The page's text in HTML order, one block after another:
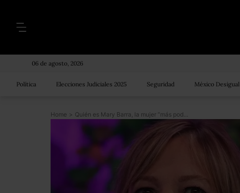
06 de agosto, 2026
Política Elecciones Judiciales 2025 Seguridad México Desigual
Home > Quién es Mary Barra, la mujer “más poderosa” del mundo de los negocios y la primera al mando de un gigante automotriz